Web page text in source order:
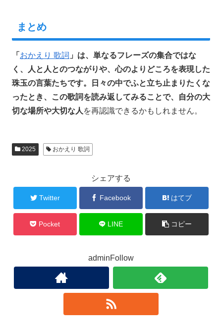
まとめ
「 おかえり 歌詞 」は、単なるフレーズの集合ではな
く、人と人とのつながりや、心のよりどころを表現した
珠玉の言葉たちです。日々の中でふと立ち止まりたくな
ったとき、この歌詞を読み返してみることで、自分の大
切な場所や大切な人 を再認識できるかもしれません。
2025 おかえり 歌詞
シェアする
Twitter Facebook はてブ
Pocket LINE コピー
adminFollow